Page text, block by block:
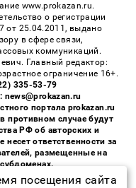
www.prokazan.ru.
о регистрации
от 25.04.2011, выдано
в сфере связи,
коммуникаций.
Главный редактор:
ограничение 16+.
335-53-79
news@prokazan.ru
портала prokazan.ru
противном случае будут
РФ об авторских и
ответственности за
размещенные на
посещения сайта